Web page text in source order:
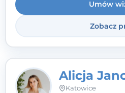
Umów
Zobacz
Alicja
Katowice